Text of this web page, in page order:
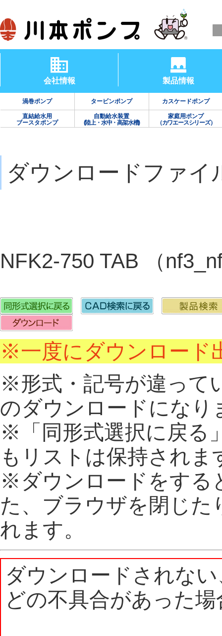
会社情報 製品情報
渦巻ポンプ タービンポンプ カスケードポンプ
直結給水用
ブースタポンプ
自動給水装置
(陸上・水中・高架水槽)
家庭用ポンプ
（カワエースシリーズ）
ダウンロードファイ
NFK2-750 TAB （
※一度にダウンロード
※形式・記号が違って
のダウンロードになり
※「同形式選択に戻る
もリストは保持されま
※ダウンロードをする
た、ブラウザを閉じた
れます。
ダウンロードされな
どの不具合があった